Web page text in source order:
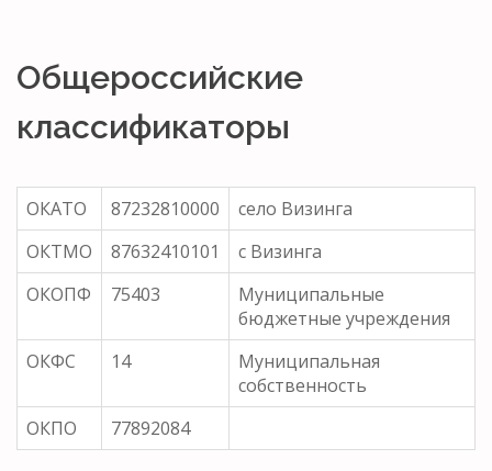
Общероссийские
классификаторы
ОКАТО 87232810000
село Визинга
ОКТМО
87632410101
с Визинга
ОКОПФ
75403
Муниципальные
бюджетные учреждения
ОКФС
14
Муниципальная
собственность
ОКПО
77892084